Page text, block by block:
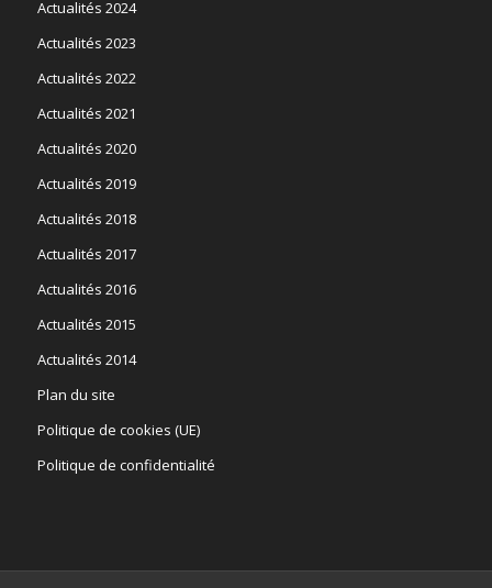
Actualités 2024
Actualités 2023
Actualités 2022
Actualités 2021
Actualités 2020
Actualités 2019
Actualités 2018
Actualités 2017
Actualités 2016
Actualités 2015
Actualités 2014
Plan du site
Politique de cookies (UE)
Politique de confidentialité